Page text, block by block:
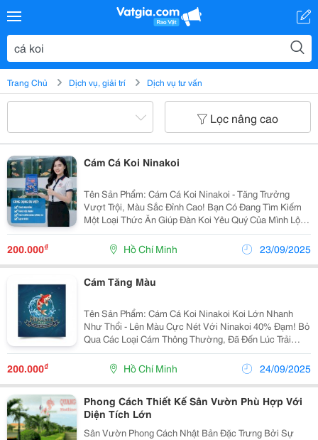
Trang Chủ Dịch vụ, giải trí Dịch vụ tư vấn
Lọc nâng cao
Cám Cá Koi Ninakoi
Tên Sản Phẩm: Cám Cá Koi Ninakoi - Tăng Trưởng
Vượt Trội, Màu Sắc Đỉnh Cao! Bạn Có Đang Tìm Kiếm
Một Loại Thức Ăn Giúp Đàn Koi Yêu Quý Của Mình Lột
Xác Ngoạn Mục? Hãy Quên Đi Những Loại Cám Thông
Thường Và Khám Phá Cám Cá Koi Ninakoi &Ndash;
200.000₫ Hồ Chí Minh 23/09/2025
Cám Tăng Màu
Tên Sản Phẩm: Cám Cá Koi Ninakoi Koi Lớn Nhanh
Như Thổi - Lên Màu Cực Nét Với Ninakoi 40% Đạm! Bỏ
Qua Các Loại Cám Thông Thường, Đã Đến Lúc Trải
Nghiệm Sự Khác Biệt! Ninakoi - Cám Cá Koi Thế Hệ
Mới, Giải Quyết Mọi Vấn Đề Của Bạn: Bung Size:
200.000₫ Hồ Chí Minh 24/09/2025
Phong Cách Thiết Kế Sân Vườn Phù Hợp Với
Diện Tích Lớn
Sân Vườn Phong Cách Nhật Bản Đặc Trưng Bởi Sự